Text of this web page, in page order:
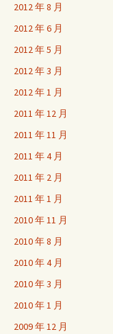
2012 年 8 月
2012 年 6 月
2012 年 5 月
2012 年 3 月
2012 年 1 月
2011 年 12 月
2011 年 11 月
2011 年 4 月
2011 年 2 月
2011 年 1 月
2010 年 11 月
2010 年 8 月
2010 年 4 月
2010 年 3 月
2010 年 1 月
2009 年 12 月